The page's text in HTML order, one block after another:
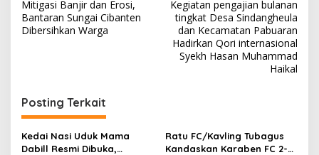
navigation
Mitigasi Banjir dan Erosi,
Bantaran Sungai Cibanten
Dibersihkan Warga
Kegiatan pengajian bulanan
tingkat Desa Sindangheula
dan Kecamatan Pabuaran
Hadirkan Qori internasional
Syekh Hasan Muhammad
Haikal
Posting Terkait
Kedai Nasi Uduk Mama
Dabill Resmi Dibuka,
Ratu FC/Kavling Tubagus
Kandaskan Karaben FC 2-0: